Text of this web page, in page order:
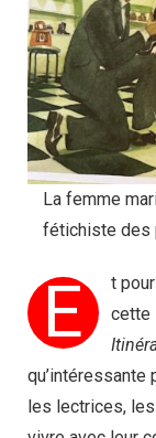
La femme
fétichiste des
E
t
cette
qu’intéressante
les lectrices,